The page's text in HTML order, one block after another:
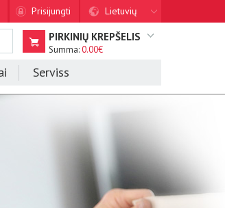
Prisijungti Lietuvių
PIRKINIŲ KREPŠELIS
Summa:0.00€
Serviss